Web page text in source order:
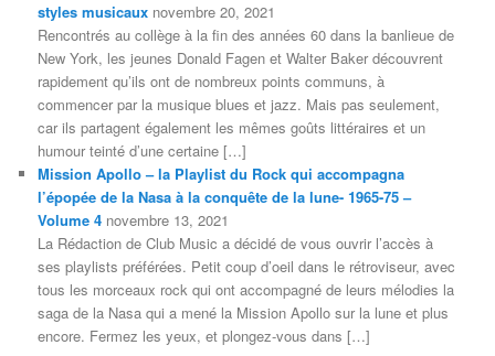
styles musicaux novembre 20, 2021
Rencontrés au collège à la fin des années 60 dans la banlieue de
New York, les jeunes Donald Fagen et Walter Baker découvrent
rapidement qu’ils ont de nombreux points communs, à
commencer par la musique blues et jazz. Mais pas seulement,
car ils partagent également les mêmes goûts littéraires et un
humour teinté d’une certaine […]
Mission Apollo – la Playlist du Rock qui accompagna
l’épopée de la Nasa à la conquête de la lune- 1965-75 –
Volume 4 novembre 13, 2021
La Rédaction de Club Music a décidé de vous ouvrir l’accès à
ses playlists préférées. Petit coup d’oeil dans le rétroviseur, avec
tous les morceaux rock qui ont accompagné de leurs mélodies la
saga de la Nasa qui a mené la Mission Apollo sur la lune et plus
encore. Fermez les yeux, et plongez-vous dans […]